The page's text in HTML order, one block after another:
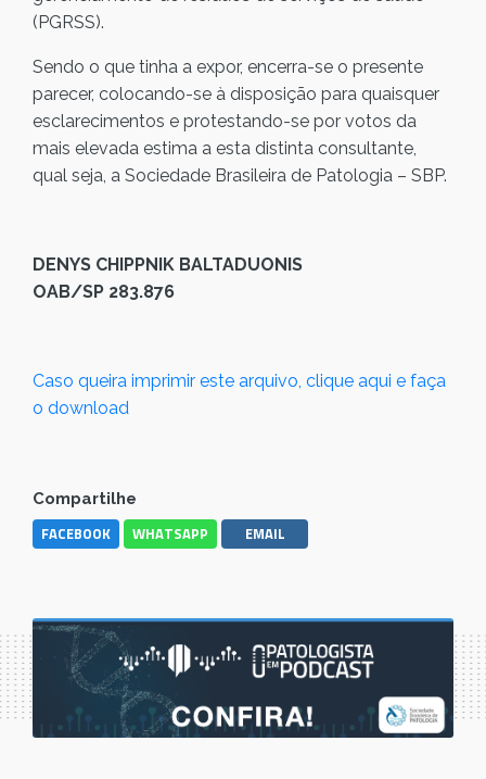
(PGRSS).
Sendo o que tinha a expor, encerra-se o presente
parecer, colocando-se à disposição para quaisquer
esclarecimentos e protestando-se por votos da
mais elevada estima a esta distinta consultante,
qual seja, a Sociedade Brasileira de Patologia – SBP.
DENYS CHIPPNIK BALTADUONIS
OAB/SP 283.876
Caso queira imprimir este arquivo, clique aqui e faça
o download
Compartilhe
FACEBOOK WHATSAPP EMAIL